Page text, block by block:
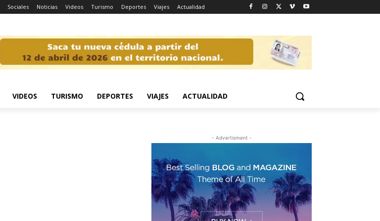
Sociales Noticias Videos Turismo Deportes Viajes Actualidad
VIDEOS TURISMO DEPORTES VIAJES ACTUALIDAD
- Advertisment -